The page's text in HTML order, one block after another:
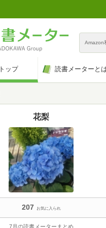
Amazon
トップ 読書メーターと
花梨
207 お気に入られ
7月の読書メーターまとめ